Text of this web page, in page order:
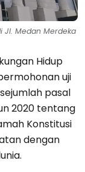
Jl. Medan Merdeka
Hidup
uji
pasal
2020 tentang
Konstitusi
dengan